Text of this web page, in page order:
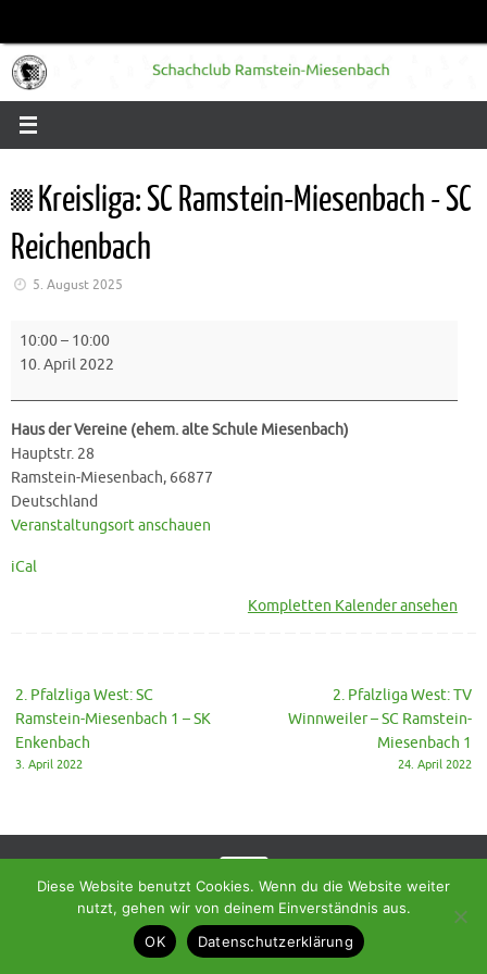
springen
Kreisliga: SC Ramstein-Miesenbach - SC
Reichenbach
5. August 2025
Kreisliga:
SC
Ramstein-
Miesenbach
-
SC
Reichenbach
10:00– 10:00
10. April 2022
Haus der Vereine (ehem. alte Schule Miesenbach)
Hauptstr. 28
Ramstein-Miesenbach, 66877
Deutschland
Veranstaltungsort anschauen
iCal
Kompletten Kalender ansehen
2. Pfalzliga West: SC
Ramstein-Miesenbach 1 – SK
Enkenbach
3. April 2022
2. Pfalzliga West: TV
Winnweiler – SC Ramstein-
Miesenbach 1
24. April 2022
© 2018 - Homepage des SC Ramstein-Miesenbach
Präsentiert vonTempera
Diese Website benutzt Cookies. Wenn du die Website weiter
nutzt, gehen wir von deinem Einverständnis aus.
OK
Datenschutzerklärung